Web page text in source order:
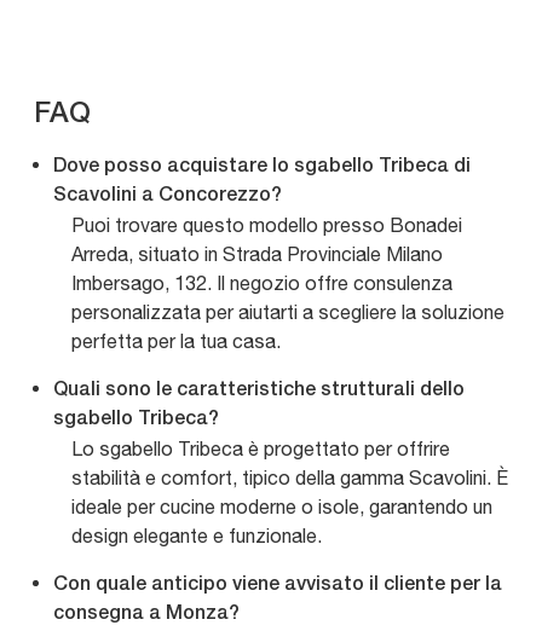
FAQ
Dove posso acquistare lo sgabello Tribeca di
Scavolini a Concorezzo?
Puoi trovare questo modello presso Bonadei
Arreda, situato in Strada Provinciale Milano
Imbersago, 132. Il negozio offre consulenza
personalizzata per aiutarti a scegliere la soluzione
perfetta per la tua casa.
Quali sono le caratteristiche strutturali dello
sgabello Tribeca?
Lo sgabello Tribeca è progettato per offrire
stabilità e comfort, tipico della gamma Scavolini. È
ideale per cucine moderne o isole, garantendo un
design elegante e funzionale.
Con quale anticipo viene avvisato il cliente per la
consegna a Monza?